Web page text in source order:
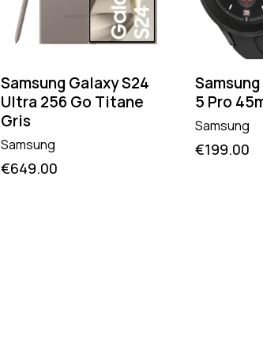
Samsung Galaxy S24
Ultra 256 Go Titane
Gris
Samsung
€649.00
5 Pro
Samsung
€199.00